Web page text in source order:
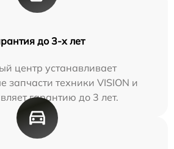
до 3-х лет
центр устанавливает
запчасти техники VISION и
гарантию до 3 лет.